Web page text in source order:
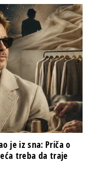
je iz sna: Priča o
treba da traje